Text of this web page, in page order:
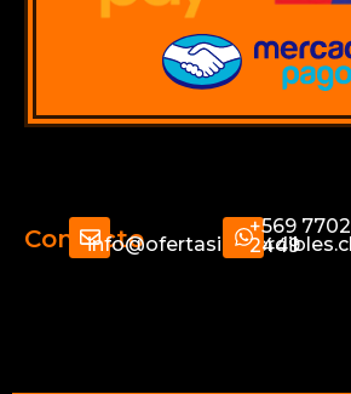
Contactoinfo@ofertasimperdibles.cl
+569 7702
2449